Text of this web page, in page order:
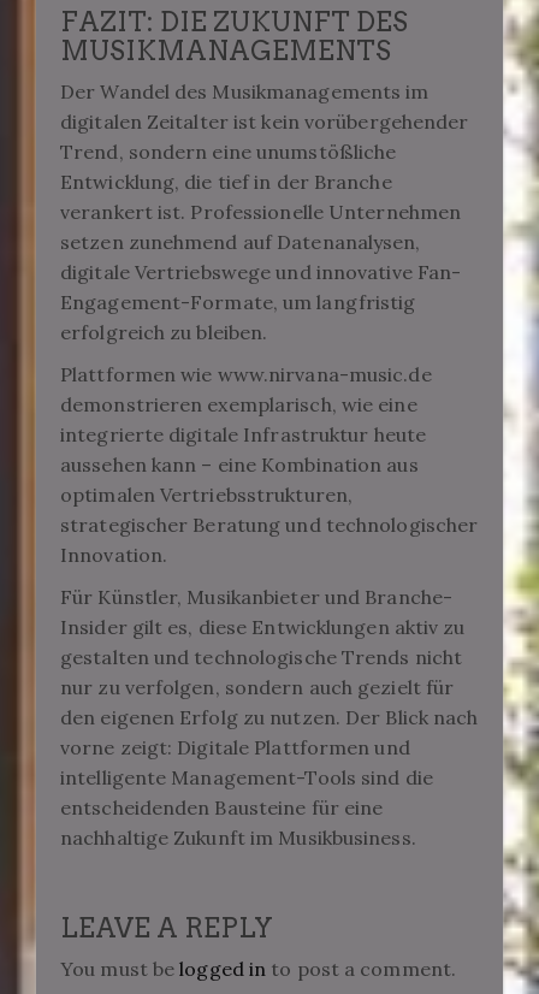
FAZIT: DIE ZUKUNFT DES
MUSIKMANAGEMENTS
Der Wandel des Musikmanagements im
digitalen Zeitalter ist kein vorübergehender
Trend, sondern eine unumstößliche
Entwicklung, die tief in der Branche
verankert ist. Professionelle Unternehmen
setzen zunehmend auf Datenanalysen,
digitale Vertriebswege und innovative Fan-
Engagement-Formate, um langfristig
erfolgreich zu bleiben.
Plattformen wie www.nirvana-music.de
demonstrieren exemplarisch, wie eine
integrierte digitale Infrastruktur heute
aussehen kann – eine Kombination aus
optimalen Vertriebsstrukturen,
strategischer Beratung und technologischer
Innovation.
Für Künstler, Musikanbieter und Branche-
Insider gilt es, diese Entwicklungen aktiv zu
gestalten und technologische Trends nicht
nur zu verfolgen, sondern auch gezielt für
den eigenen Erfolg zu nutzen. Der Blick nach
vorne zeigt: Digitale Plattformen und
intelligente Management-Tools sind die
entscheidenden Bausteine für eine
nachhaltige Zukunft im Musikbusiness.
LEAVE A REPLY
You must belogged in to post a comment.